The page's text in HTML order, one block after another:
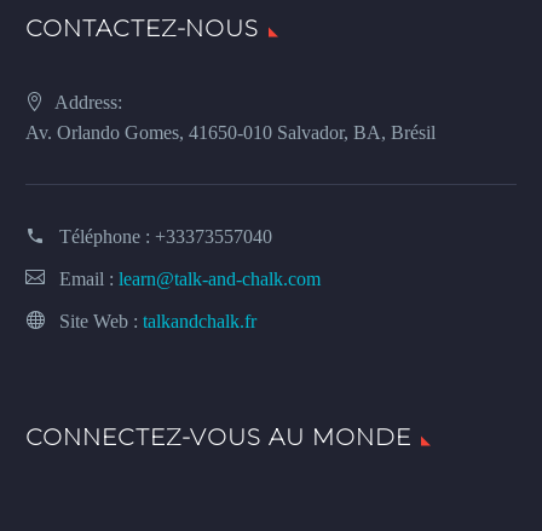
CONTACTEZ-NOUS
Address:
Av. Orlando Gomes, 41650-010 Salvador, BA, Brésil
Téléphone : +33373557040
Email : learn@talk-and-chalk.com
Site Web : talkandchalk.fr
CONNECTEZ-VOUS AU MONDE